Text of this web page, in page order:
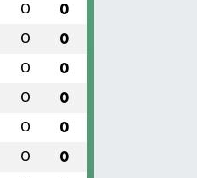
0 0
0 0
0 0
0 0
0 0
0 0